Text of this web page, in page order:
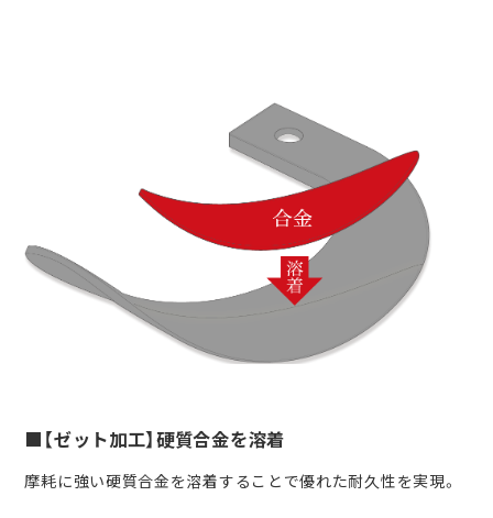
■【ゼット加工】硬質合金を溶着
摩耗に強い硬質合金を溶着することで優れた耐久性を実現。